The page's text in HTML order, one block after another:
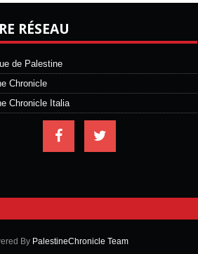
RÉSEAU
de Palestine
Chronicle
Chronicle Italia
By PalestineChronicle Team